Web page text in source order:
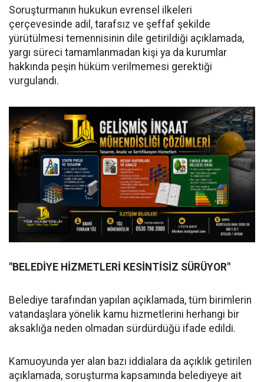
Soruşturmanın hukukun evrensel ilkeleri
çerçevesinde adil, tarafsız ve şeffaf şekilde
yürütülmesi temennisinin dile getirildiği açıklamada,
yargı süreci tamamlanmadan kişi ya da kurumlar
hakkında peşin hüküm verilmemesi gerektiği
vurgulandı.
"BELEDİYE HİZMETLERİ KESİNTİSİZ SÜRÜYOR"
Belediye tarafından yapılan açıklamada, tüm birimlerin
vatandaşlara yönelik kamu hizmetlerini herhangi bir
aksaklığa neden olmadan sürdürdüğü ifade edildi.
Kamuoyunda yer alan bazı iddialara da açıklık getirilen
açıklamada, soruşturma kapsamında belediyeye ait